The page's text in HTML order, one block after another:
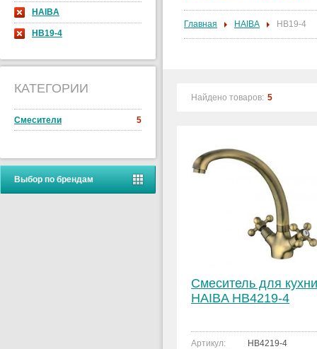
HAIBA
HB19-4
КАТЕГОРИИ
5
Смесители
Выбор по брендам
Главная HAIBA HB19-4
Найдено товаров: 5
Смеситель для кухни
HAIBA HB4219-4
Артикул:
HB4219-4